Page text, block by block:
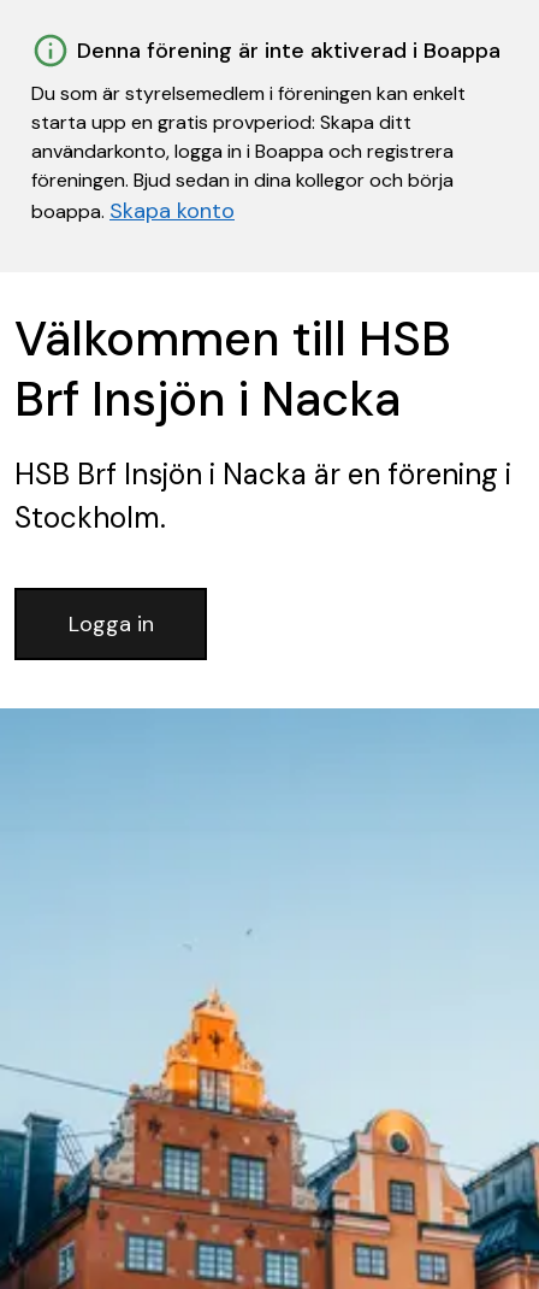
Denna förening är inte aktiverad i Boappa
Du som är styrelsemedlem i föreningen kan enkelt
starta upp en gratis provperiod: Skapa ditt
användarkonto, logga in i Boappa och registrera
föreningen. Bjud sedan in dina kollegor och börja
boappa. Skapa konto
Välkommen till HSB
Brf Insjön i Nacka
HSB Brf Insjön i Nacka är en förening i
Stockholm.
Logga in